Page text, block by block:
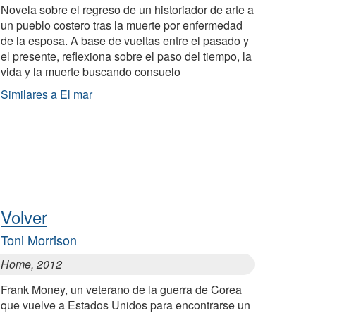
Novela sobre el regreso de un historiador de arte a
un pueblo costero tras la muerte por enfermedad
de la esposa. A base de vueltas entre el pasado y
el presente, reflexiona sobre el paso del tiempo, la
vida y la muerte buscando consuelo
Similares a El mar
Volver
Toni Morrison
Home, 2012
Frank Money, un veterano de la guerra de Corea
que vuelve a Estados Unidos para encontrarse un